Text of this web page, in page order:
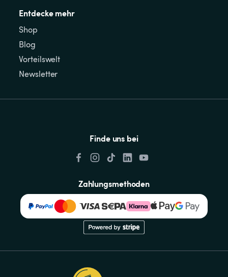
Entdecke mehr
Shop
Blog
Vorteilswelt
Newsletter
Finde uns bei
Zahlungsmethoden